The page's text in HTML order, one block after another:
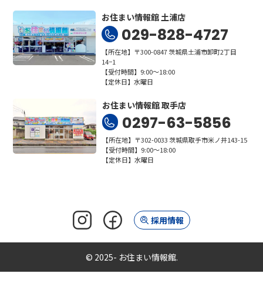
お住まい情報館 土浦店
029-828-4727
【所在地】〒300-0847 茨城県土浦市卸町2丁目
14−1
【受付時間】9:00～18:00
【定休日】水曜日
お住まい情報館 取手店
0297-63-5856
【所在地】〒302-0033 茨城県取手市米ノ井143-15
【受付時間】9:00～18:00
【定休日】水曜日
採用情報
© 2025- お住まい情報館.